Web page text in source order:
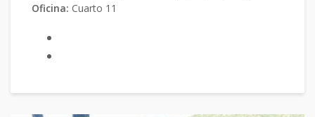
Oficina: Cuarto 11